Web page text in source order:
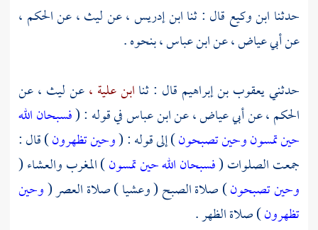
حدثنا ابن وكيع قال : ثناابن إدريس ،عنليث ،عنالحكم ،
عنأبي عياض ،عنابن عباس ،بنحوه .
حدثنييعقوب بن إبراهيم قال : ثناابن علية ،عنليث ،عن
الحكم ،عنأبي عياض ،عنابن عباسفي قوله : (فسبحان الله
حين تمسون وحين تصبحون) إلى قوله : (وحين تظهرون) قال :
جمعت الصلوات (فسبحان الله حين تمسون) المغرب والعشاء (
وحين تصبحون) صلاة الصبح ( وعشيا ) صلاة العصر (وحين
تظهرون) صلاة الظهر .